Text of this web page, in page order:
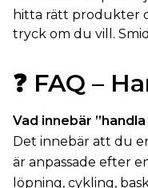
hitta rätt produkter
tryck om du vill.
❓ FAQ –
Vad innebär
Det innebär att du
är anpassade efter
löpning, cykling,